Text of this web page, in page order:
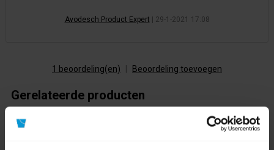
Avodesch Product Expert 29-1-2021 17:08
1 beoordeling(en) Beoordeling toevoegen
Gerelateerde producten